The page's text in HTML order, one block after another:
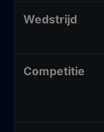
Wedstrijd
Competitie